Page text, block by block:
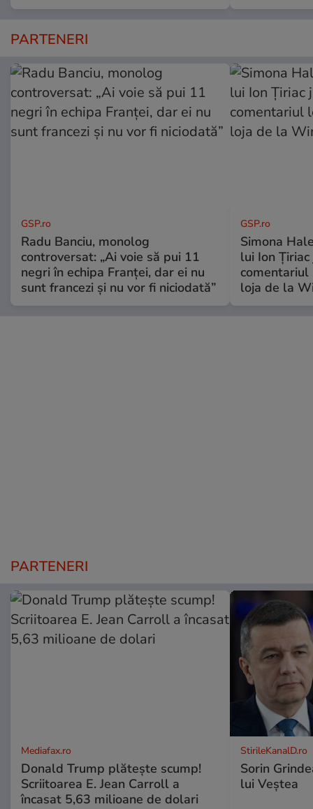
PARTENERI
GSP.ro
Radu Banciu, monolog
controversat: „Ai voie să pui 11
negri în echipa Franței, dar ei nu
sunt francezi și nu vor fi niciodată”
GSP.ro
Simona
lui Ion
loja de la
PARTENERI
Mediafax.ro
Donald Trump plătește scump!
Scriitoarea E. Jean Carroll a
încasat 5,63 milioane de dolari
StirileKanalD.ro
Sorin
lui Veștea